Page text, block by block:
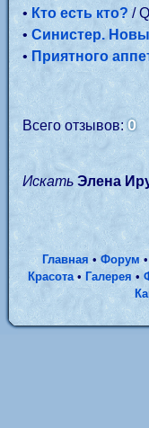
• Кто есть кто? /
• Синистер.
• Приятного
Всего отзывов:0
Искать Элена
Главная • Форум•
Красота• Галерея •